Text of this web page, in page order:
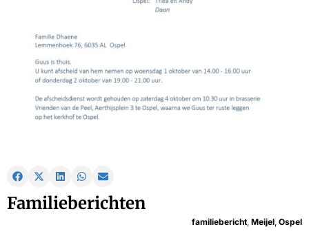
Familieberichten
familiebericht, Meijel, Ospel